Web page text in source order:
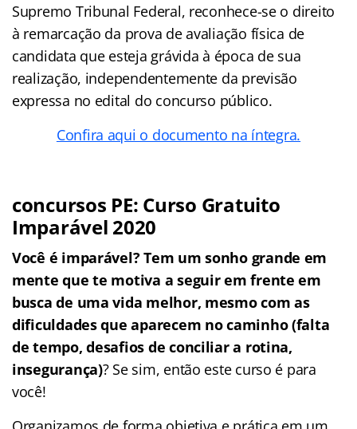
Supremo Tribunal Federal, reconhece-se o direito
à remarcação da prova de avaliação física de
candidata que esteja grávida à época de sua
realização, independentemente da previsão
expressa no edital do concurso público.
Confira aqui o documento na íntegra.
concursos PE: Curso Gratuito
Imparável 2020
Você é imparável? Tem um sonho grande em
mente que te motiva a seguir em frente em
busca de uma vida melhor, mesmo com as
dificuldades que aparecem no caminho (falta
de tempo, desafios de conciliar a rotina,
insegurança)? Se sim, então este curso é para
você!